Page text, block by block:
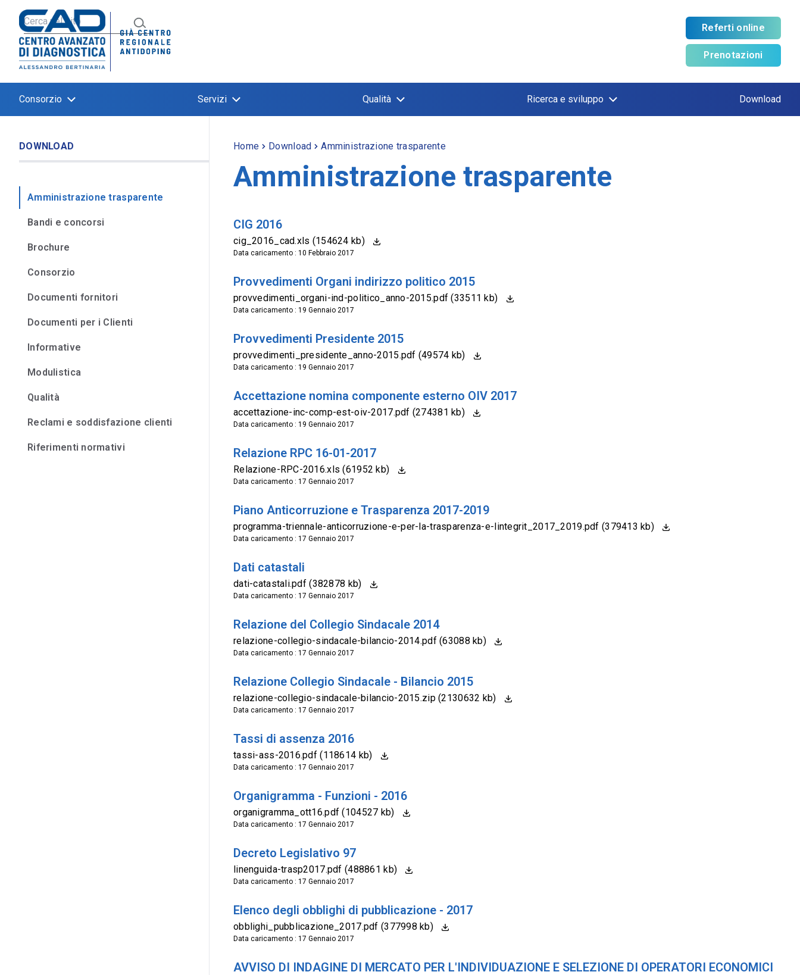
Referti online
Prenotazioni
Consorzio Servizi Qualità Ricerca e sviluppo Download
DOWNLOAD
Amministrazione trasparente
Bandi e concorsi
Brochure
Consorzio
Documenti fornitori
Documenti per i Clienti
Informative
Modulistica
Qualità
Reclami e soddisfazione clienti
Riferimenti normativi
Home Download Amministrazione trasparente
Amministrazione trasparente
CIG 2016
cig_2016_cad.xls (154624 kb)
Data caricamento : 10 Febbraio 2017
Provvedimenti Organi indirizzo politico 2015
provvedimenti_organi-ind-politico_anno-2015.pdf (33511 kb)
Data caricamento : 19 Gennaio 2017
Provvedimenti Presidente 2015
provvedimenti_presidente_anno-2015.pdf (49574 kb)
Data caricamento : 19 Gennaio 2017
Accettazione nomina componente esterno OIV 2017
accettazione-inc-comp-est-oiv-2017.pdf (274381 kb)
Data caricamento : 19 Gennaio 2017
Relazione RPC 16-01-2017
Relazione-RPC-2016.xls (61952 kb)
Data caricamento : 17 Gennaio 2017
Piano Anticorruzione e Trasparenza 2017-2019
programma-triennale-anticorruzione-e-per-la-trasparenza-e-lintegrit_2017_2019.pdf (379413 kb)
Data caricamento : 17 Gennaio 2017
Dati catastali
dati-catastali.pdf (382878 kb)
Data caricamento : 17 Gennaio 2017
Relazione del Collegio Sindacale 2014
relazione-collegio-sindacale-bilancio-2014.pdf (63088 kb)
Data caricamento : 17 Gennaio 2017
Relazione Collegio Sindacale - Bilancio 2015
relazione-collegio-sindacale-bilancio-2015.zip (2130632 kb)
Data caricamento : 17 Gennaio 2017
Tassi di assenza 2016
tassi-ass-2016.pdf (118614 kb)
Data caricamento : 17 Gennaio 2017
Organigramma - Funzioni - 2016
organigramma_ott16.pdf (104527 kb)
Data caricamento : 17 Gennaio 2017
Decreto Legislativo 97
linenguida-trasp2017.pdf (488861 kb)
Data caricamento : 17 Gennaio 2017
Elenco degli obblighi di pubblicazione - 2017
obblighi_pubblicazione_2017.pdf (377998 kb)
Data caricamento : 17 Gennaio 2017
AVVISO DI INDAGINE DI MERCATO PER L'INDIVIDUAZIONE E SELEZIONE DI OPERATORI ECONOMICI